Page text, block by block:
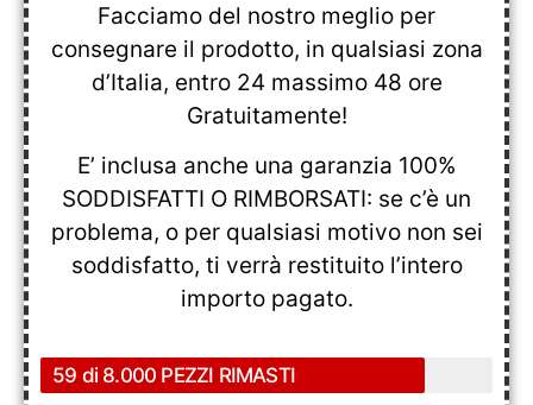
Facciamo del nostro meglio per
consegnare il prodotto, in qualsiasi zona
d’Italia, entro 24 massimo 48 ore
Gratuitamente!
E’ inclusa anche una garanzia 100%
SODDISFATTI O RIMBORSATI: se c’è un
problema, o per qualsiasi motivo non sei
soddisfatto, ti verrà restituito l’intero
importo pagato.
59 di 8.000 PEZZI RIMASTI